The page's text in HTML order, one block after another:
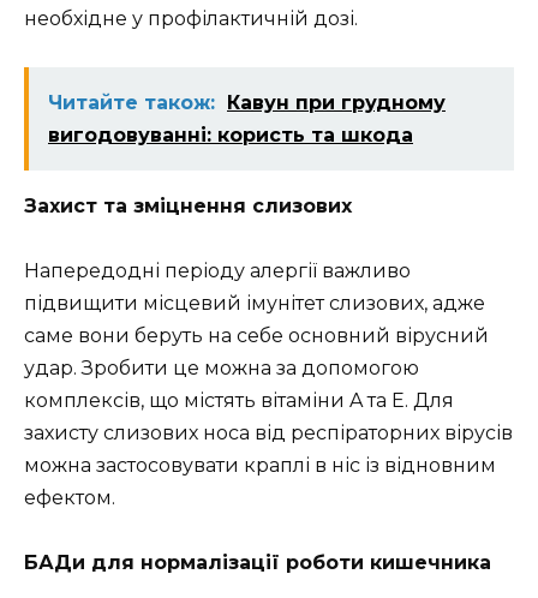
необхідне у профілактичній дозі.
Читайте також: Кавун при грудному
вигодовуванні: користь та шкода
Захист та зміцнення слизових
Напередодні періоду алергії важливо
підвищити місцевий імунітет слизових, адже
саме вони беруть на себе основний вірусний
удар. Зробити це можна за допомогою
комплексів, що містять вітаміни A та E. Для
захисту слизових носа від респіраторних вірусів
можна застосовувати краплі в ніс із відновним
ефектом.
БАДи для нормалізації роботи кишечника